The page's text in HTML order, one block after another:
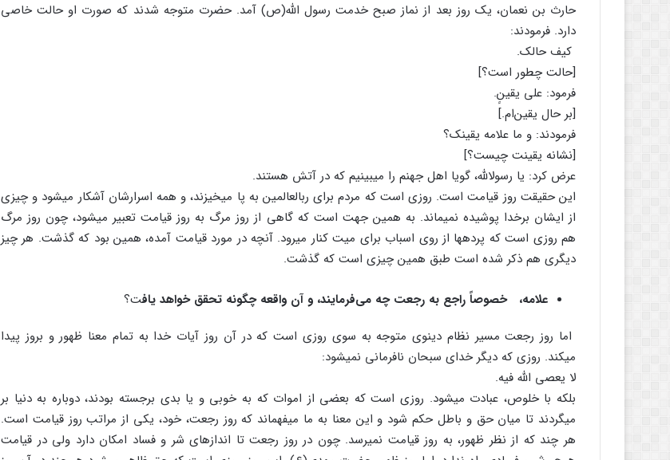
حارث بن نعمان، یک روز بعد از نماز صبح خدمت رسول الله(ص) آمد. حضرت متوجه شدند که صورت او حالت خاصی
دارد. فرمودند:
کیف حالک.
[حالت چطور است؟]
فرمود: علی یقینٍ.
[بر حال یقین‌ام.]
فرمودند: و ما علامه یقینک؟
[نشانه یقینت چیست؟]
عرض کرد: یا رسول‏الله، گویا اهل جهنم را می‏بینیم که در آتش هستند.
این حقیقت روز قیامت است. روزی است که مردم برای رب‏العالمین به پا می‏خیزند، و همه اسرارشان آشکار می‏شود و چیزی
از ایشان برخدا پوشیده نمی‏ماند. به همین جهت است که گاهی از روز مرگ به روز قیامت تعبیر می‏شود، چون روز مرگ
هم روزی است که پرده‏ها از روی اسباب برای میت کنار می‏رود. آنچه در مورد قیامت آمده، همین بود که گذشت. هر چیز
دیگری هم ذکر شده است طبق همین چیزی است که گذشت.
علامه، خصوصاً راجع به رجعت چه می‌فرمایند، و آن واقعه چگونه تحقق خواهد یافت؟
اما روز رجعت مسیر نظام دینوی متوجه به سوی روزی است که در آن روز آیات خدا به تمام معنا ظهور و بروز پیدا
می‏کند. روزی که دیگر خدای سبحان نافرمانی نمی‏شود:
لا یعصی الله فیه.
بلکه با خلوص، عبادت می‏شود. روزی است که بعضی از اموات که به خوبی و یا بدی برجسته بودند، دوباره به دنیا بر
می‏گردند تا میان حق و باطل حکم شود و این معنا به ما می‏فهماند که روز رجعت، خود، یکی از مراتب روز قیامت است.
هر چند که از نظر ظهور، به روز قیامت نمی‏رسد. چون در روز رجعت تا اندازه‏ای شر و فساد امکان دارد ولی در قیامت